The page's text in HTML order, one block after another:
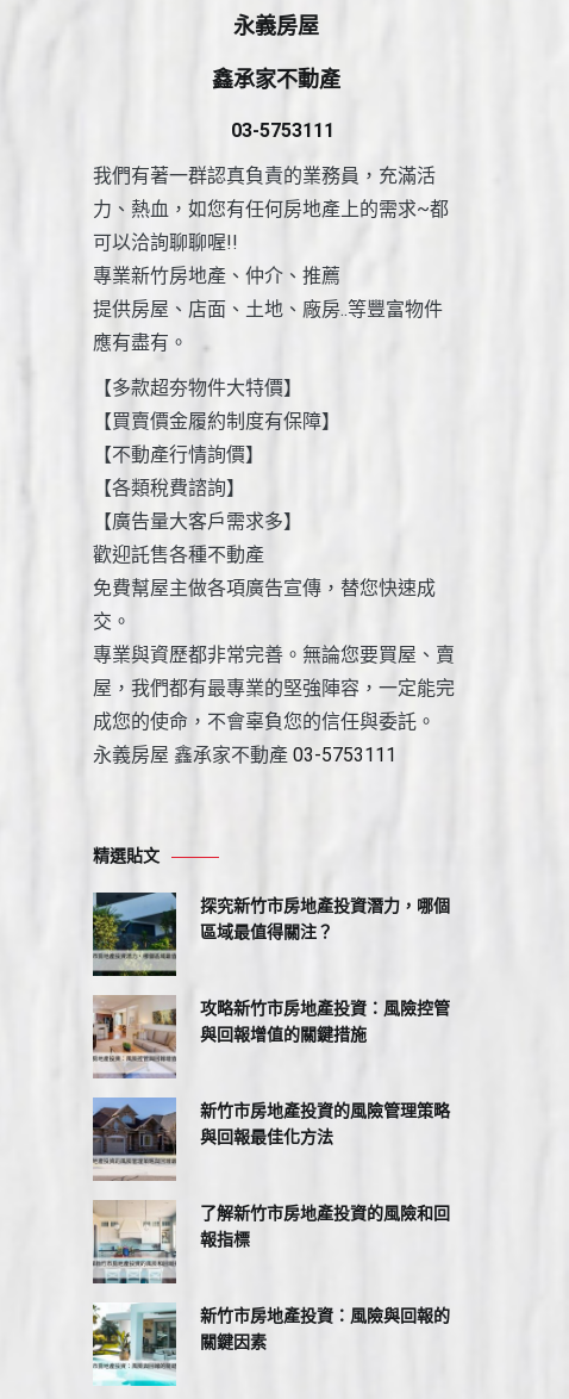
永義房屋
鑫承家不動產
03-5753111
我們有著一群認真負責的業務員，充滿活
力、熱血，如您有任何房地產上的需求~都
可以洽詢聊聊喔!!
專業新竹房地產、仲介、推薦
提供房屋、店面、土地、廠房..等豐富物件
應有盡有。
【多款超夯物件大特價】
【買賣價金履約制度有保障】
【不動產行情詢價】
【各類稅費諮詢】
【廣告量大客戶需求多】
歡迎託售各種不動產
免費幫屋主做各項廣告宣傳，替您快速成
交。
專業與資歷都非常完善。無論您要買屋、賣
屋，我們都有最專業的堅強陣容，一定能完
成您的使命，不會辜負您的信任與委託。
永義房屋 鑫承家不動產 03-5753111
精選貼文
探究新竹市房地產投資潛力，哪個
區域最值得關注？
攻略新竹市房地產投資：風險控管
與回報增值的關鍵措施
新竹市房地產投資的風險管理策略
與回報最佳化方法
了解新竹市房地產投資的風險和回
報指標
新竹市房地產投資：風險與回報的
關鍵因素